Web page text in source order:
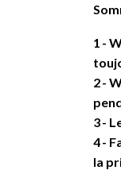
1
2
3
4
la